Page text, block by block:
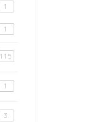
1
1
115
1
3